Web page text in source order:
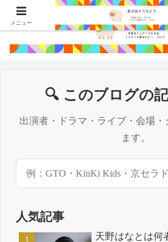
🔍 このブログの
出演者・ドラマ・ライブ・会場
ます。
人気記事
天野はなとは何
メニュー